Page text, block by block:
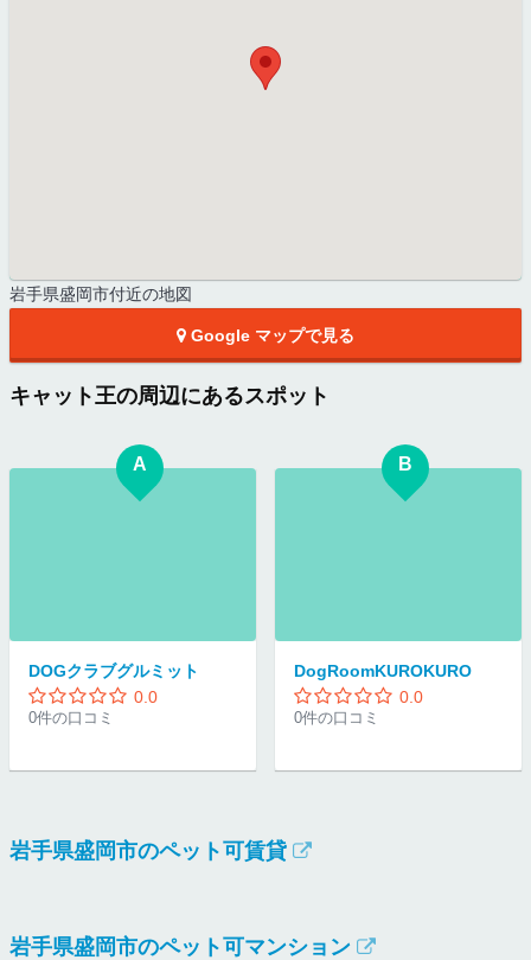
岩手県盛岡市付近の地図
Google マップで見る
キャット王の周辺にあるスポット
A
DOGクラブグルミット
0.0
0件の口コミ
B
DogRoomKUROKURO
0.0
0件の口コミ
岩手県盛岡市のペット可賃貸
岩手県盛岡市のペット可マンション